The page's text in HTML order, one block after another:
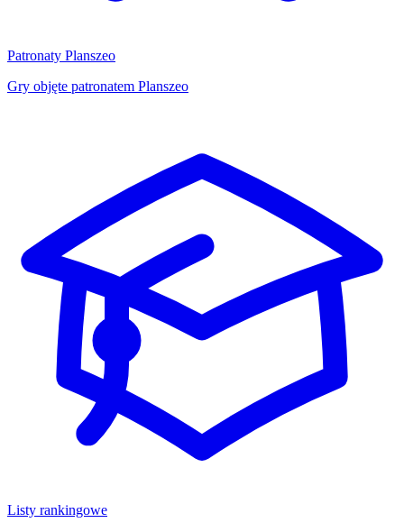
Patronaty Planszeo
Gry objęte patronatem Planszeo
Listy rankingowe